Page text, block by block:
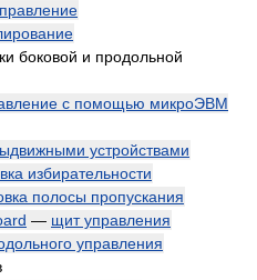
боковой и продольной
с помощью микроЭВМ
устройствами
избирательности
полосы пропускания
— щит управления
управления